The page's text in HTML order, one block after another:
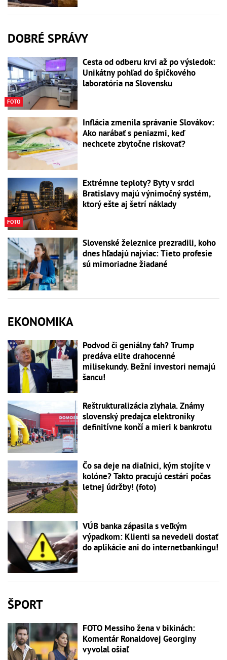
DOBRÉ SPRÁVY
FOTO
Cesta od odberu krvi až po výsledok:
Unikátny pohľad do špičkového
laboratória na Slovensku
Inflácia zmenila správanie Slovákov:
Ako narábať s peniazmi, keď
nechcete zbytočne riskovať?
FOTO
Extrémne teploty? Byty v srdci
Bratislavy majú výnimočný systém,
ktorý ešte aj šetrí náklady
Slovenské železnice prezradili, koho
dnes hľadajú najviac: Tieto profesie
sú mimoriadne žiadané
EKONOMIKA
Podvod či geniálny ťah? Trump
predáva elite drahocenné
milisekundy. Bežní investori nemajú
šancu!
Reštrukturalizácia zlyhala. Známy
slovenský predajca elektroniky
definitívne končí a mieri k bankrotu
Čo sa deje na diaľnici, kým stojíte v
kolóne? Takto pracujú cestári počas
letnej údržby! (foto)
VÚB banka zápasila s veľkým
výpadkom: Klienti sa nevedeli dostať
do aplikácie ani do internetbankingu!
ŠPORT
FOTO Messiho žena v bikinách:
Komentár Ronaldovej Georginy
vyvolal ošiaľ